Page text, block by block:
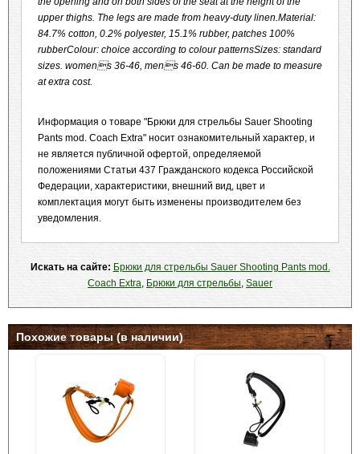
upper thighs. The legs are made from heavy-duty linen.Material:
84.7% cotton, 0.2% polyester, 15.1% rubber, patches 100%
rubberColour: choice according to colour patternsSizes: standard
sizes. womens 36-46, mens 46-60. Can be made to measure
at extra cost.
Информация о товаре "Брюки для стрельбы Sauer Shooting
Pants mod. Coach Extra" носит ознакомительный характер, и
не является публичной офертой, определяемой
положениями Статьи 437 Гражданского кодекса Российской
Федерации, характеристики, внешний вид, цвет и
комплектация могут быть изменены производителем без
уведомления.
Искать на сайте: Брюки для стрельбы Sauer Shooting Pants mod.
Coach Extra, Брюки для стрельбы, Sauer
Похожие товары (в наличии)